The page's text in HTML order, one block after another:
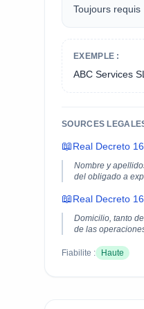
Toujours requis
EXEMPLE :
ABC Services
SOURCES
📖Real Decreto
Nombre y
del obligado a
📖Real Decreto
Domicilio, tanto
de las
Fiabilite : Haute